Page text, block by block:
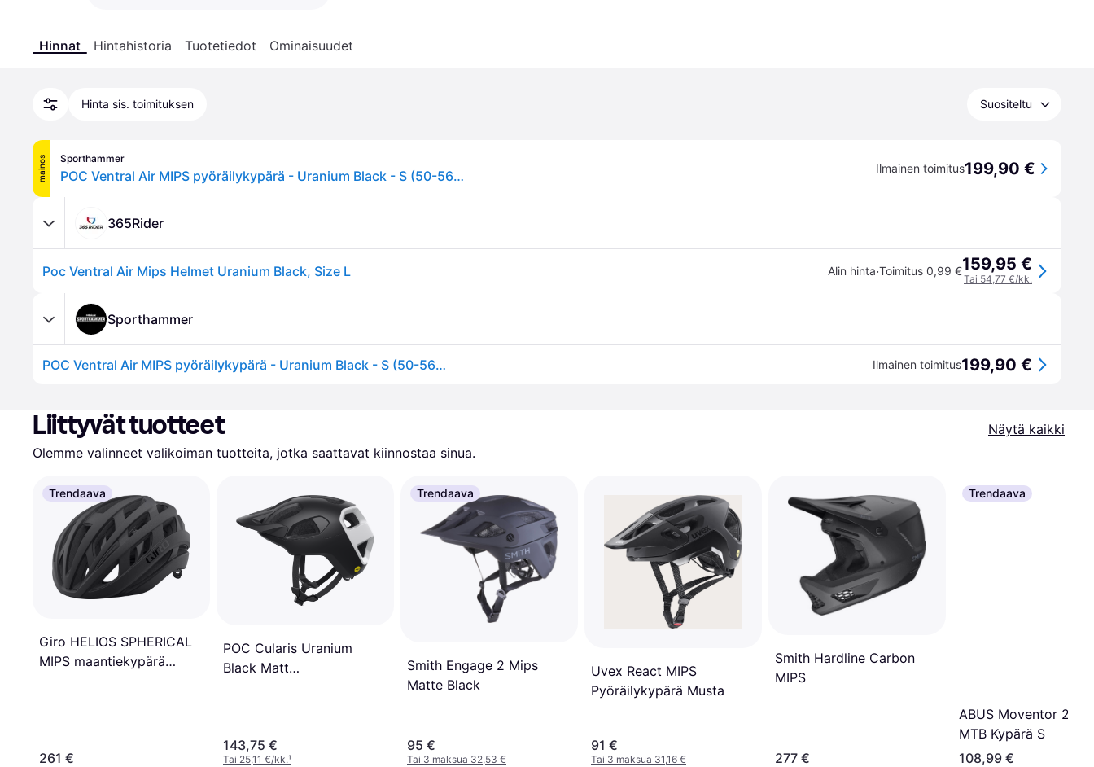
Hinnat Hintahistoria Tuotetiedot Ominaisuudet
Hinta sis. toimituksen Suositeltu
mainos Sporthammer
POC Ventral Air MIPS pyöräilykypärä - Uranium Black - S (50-56cm) Ilmainen toimitus199,90 €
365Rider
Poc Ventral Air Mips Helmet Uranium Black, Size L Alin hinta·Toimitus 0,99 €159,95 €
Tai 54,77 €/kk.
Sporthammer
POC Ventral Air MIPS pyöräilykypärä - Uranium Black - S (50-56cm) Ilmainen toimitus199,90 €
Liittyvät tuotteet
Näytä kaikki
Olemme valinneet valikoiman tuotteita, jotka saattavat kiinnostaa sinua.
Trendaava
Giro HELIOS SPHERICAL
MIPS maantiekypärä
261 €
POC Cularis Uranium
Black Matt
143,75 €
Tai 25,11 €/kk.¹
Trendaava
Smith Engage 2 Mips
Matte Black
95 €
Tai 3 maksua 32,53 €
Uvex React MIPS
Pyöräilykypärä Musta
91 €
Tai 3 maksua 31,16 €
Smith Hardline Carbon
MIPS
277 €
Trendaava
ABUS Moventor 2.0
MTB Kypärä S
108,99 €